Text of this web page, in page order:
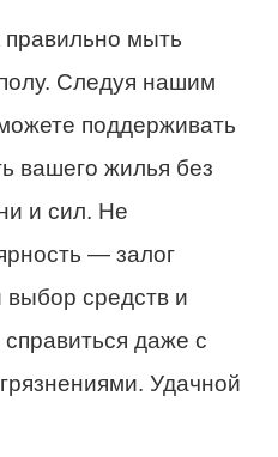
правильно мыть
Следуя нашим
поддерживать
вашего жилья без
и сил. Не
— залог
средств и
даже с
Удачной